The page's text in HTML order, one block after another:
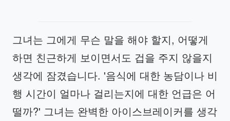
그녀는 그에게 무슨 말을 해야 할지, 어떻게
하면 친근하게 보이면서도 겁을 주지 않을지
생각에 잠겼습니다. '음식에 대한 농담이나 비
행 시간이 얼마나 걸리는지에 대한 언급은 어
떨까?' 그녀는 완벽한 아이스브레이커를 생각